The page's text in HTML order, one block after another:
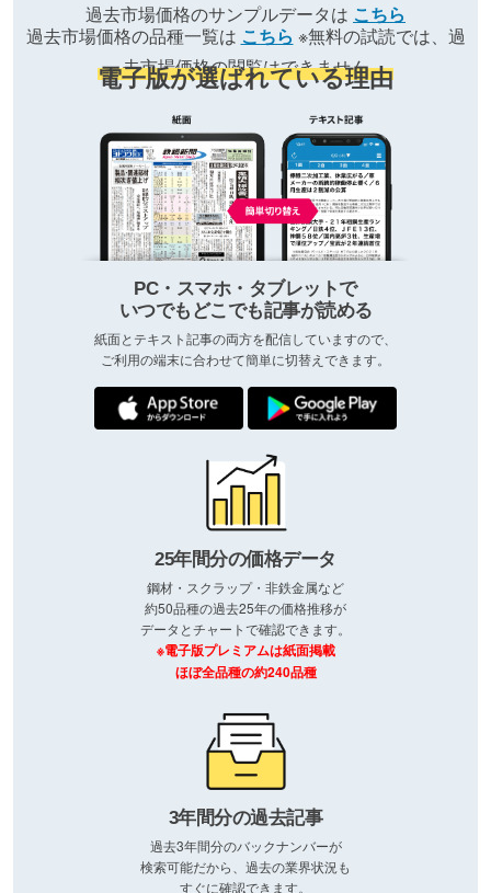
過去市場価格のサンプルデータは こちら
過去市場価格の品種一覧は こちら ※無料の試読では、過
去市場価格の閲覧はできません
電子版が選ばれている理由
PC・スマホ・タブレットで
いつでもどこでも記事が読める
紙面とテキスト記事の両方を配信していますので、
ご利用の端末に合わせて簡単に切替えできます。
25年間分の価格データ
鋼材・スクラップ・非鉄金属など
約50品種の過去25年の価格推移が
データとチャートで確認できます。
※電子版プレミアムは紙面掲載
ほぼ全品種の約240品種
3年間分の過去記事
過去3年間分のバックナンバーが
検索可能だから、過去の業界状況も
すぐに確認できます。